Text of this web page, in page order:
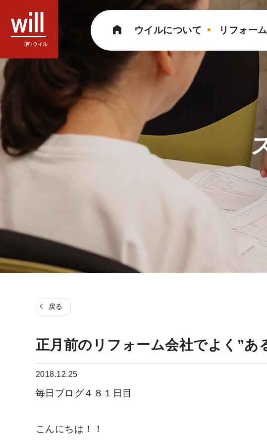
ン
ツ
へ
ス
キ
ッ
プ
ウイルについて リフォー
戻る
正月前のリフォーム会社でよく”あ
2018.12.25
毎日ブログ４８１日目
こんにちは！！